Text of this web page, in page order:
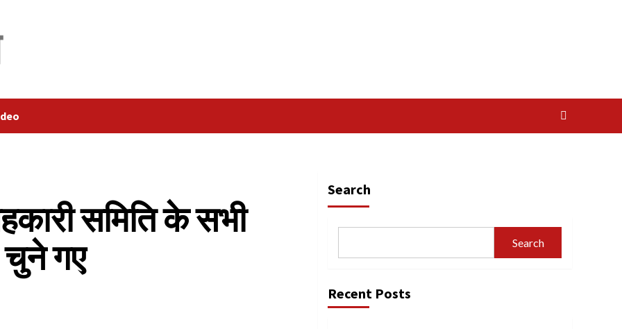
समिति के सभी
चुने गए
Search
Search
Recent Posts